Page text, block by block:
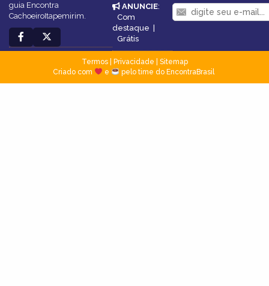
guia Encontra
CachoeiroItapemirim.
ANUNCIE:
Com
destaque
Grátis
Termos| Privacidade
Sitemap
Criado com
e pelo time do EncontraBrasil